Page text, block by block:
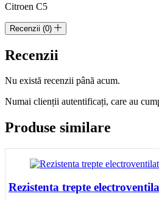
Citroen C5
Recenzii (0)
Recenzii
Nu există recenzii până acum.
Numai clienții autentificați, care au
Produse similare
Rezistenta trepte